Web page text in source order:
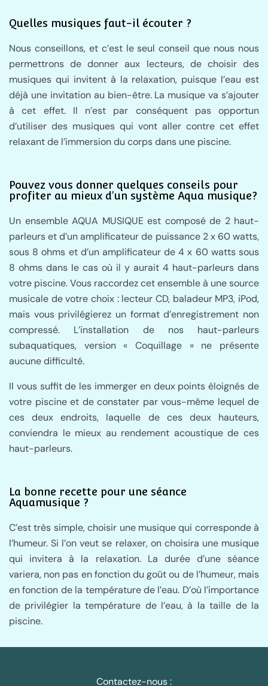
Quelles musiques faut-il écouter ?
Nous conseillons, et c’est le seul conseil que nous nous
permettrons de donner aux lecteurs, de choisir des
musiques qui invitent à la relaxation, puisque l’eau est
déjà une invitation au bien-être. La musique va s’ajouter
à cet effet. Il n’est par conséquent pas opportun
d’utiliser des musiques qui vont aller contre cet effet
relaxant de l’immersion du corps dans une piscine.
Pouvez vous donner quelques conseils pour
profiter au mieux d'un système Aqua musique?
Un ensemble AQUA MUSIQUE est composé de 2 haut-
parleurs et d’un amplificateur de puissance 2 x 60 watts,
sous 8 ohms et d’un amplificateur de 4 x 60 watts sous
8 ohms dans le cas où il y aurait 4 haut-parleurs dans
votre piscine. Vous raccordez cet ensemble à une source
musicale de votre choix : lecteur CD, baladeur MP3, iPod,
mais vous privilégierez un format d’enregistrement non
compressé. L’installation de nos haut-parleurs
subaquatiques, version « Coquillage » ne présente
aucune difficulté.
Il vous suffit de les immerger en deux points éloignés de
votre piscine et de constater par vous-même lequel de
ces deux endroits, laquelle de ces deux hauteurs,
conviendra le mieux au rendement acoustique de ces
haut-parleurs.
La bonne recette pour une séance
Aquamusique ?
C’est très simple, choisir une musique qui corresponde à
l’humeur. Si l’on veut se relaxer, on choisira une musique
qui invitera à la relaxation. La durée d’une séance
variera, non pas en fonction du goût ou de l’humeur, mais
en fonction de la température de l’eau. D’où l’importance
de privilégier la température de l’eau, à la taille de la
piscine.
Contactez-nous :